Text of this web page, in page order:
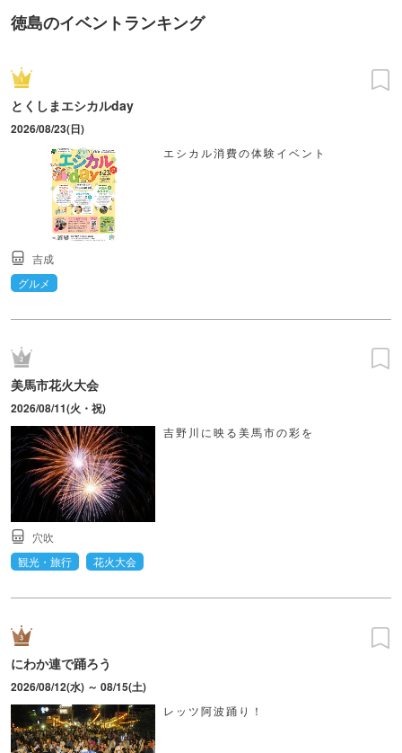
徳島のイベントランキング
とくしまエシカルday
2026/08/23(日)
エシカル消費の体験イベント
吉成
グルメ
美馬市花火大会
2026/08/11(火・祝)
吉野川に映る美馬市の彩を
穴吹
観光・旅行
花火大会
にわか連で踊ろう
2026/08/12(水) ～ 08/15(土)
レッツ阿波踊り！